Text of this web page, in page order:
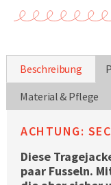
Beschreibung
Material & Pflege
ACHTUNG:
Diese
paar Fusseln.